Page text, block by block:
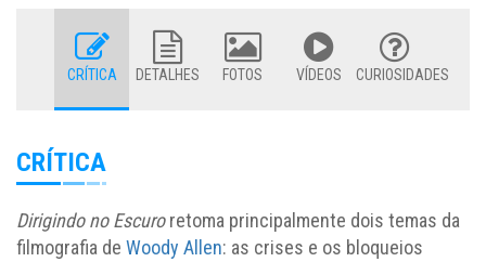
CRÍTICA DETALHES FOTOS VÍDEOS CURIOSIDADES
CRÍTICA
Dirigindo no Escuroretoma principalmente dois temas da
filmografia de Woody Allen: as crises e os bloqueios